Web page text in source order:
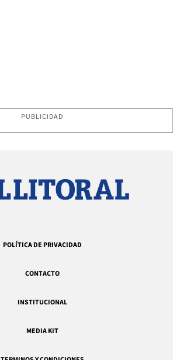
PUBLICIDAD
POLÍTICA DE PRIVACIDAD
CONTACTO
INSTITUCIONAL
MEDIA KIT